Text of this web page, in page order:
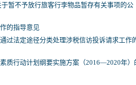
暂不予放行旅客行李物品暂存有关事项的公
的指导意见
过法定途径分类处理涉税信访投诉请求工作
质行动计划纲要实施方案（2016—2020年）